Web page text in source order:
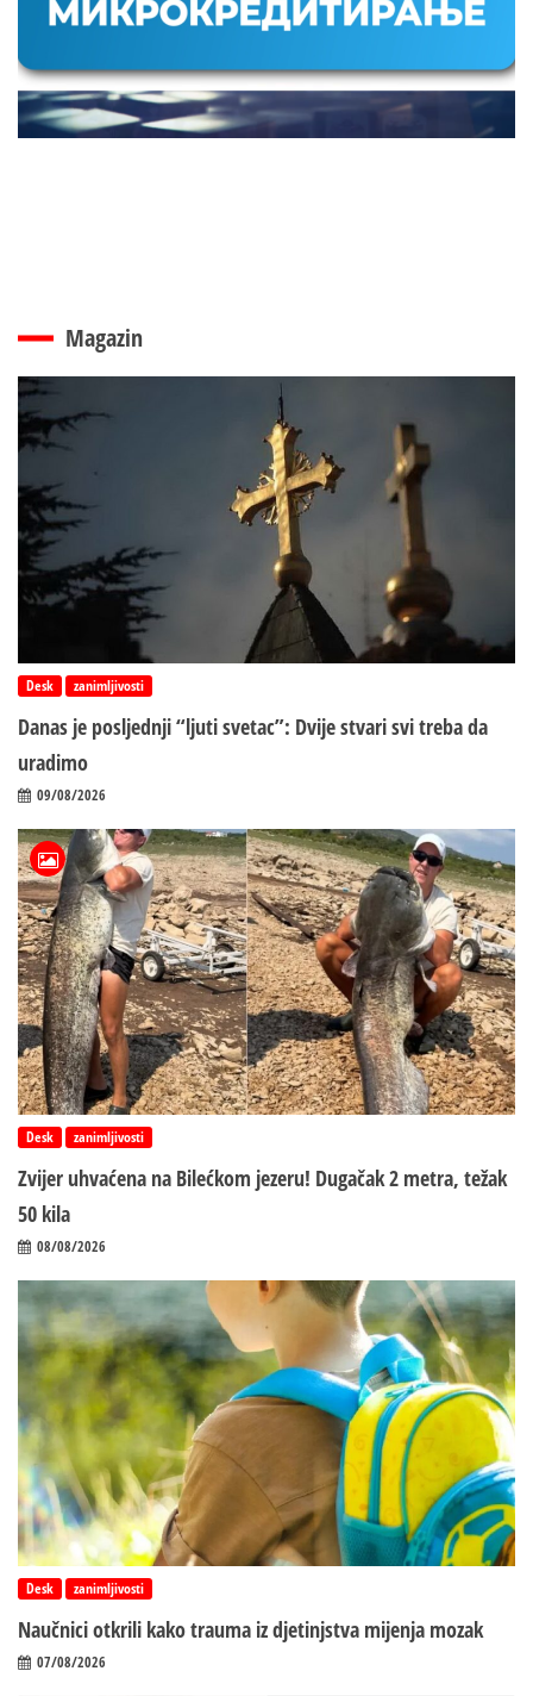
Magazin
Desk zanimljivosti
Danas je posljednji “ljuti svetac”: Dvije stvari svi treba da
uradimo
09/08/2026
Desk zanimljivosti
Zvijer uhvaćena na Bilećkom jezeru! Dugačak 2 metra, težak
50 kila
08/08/2026
Desk zanimljivosti
Naučnici otkrili kako trauma iz d‌jetinjstva mijenja mozak
07/08/2026